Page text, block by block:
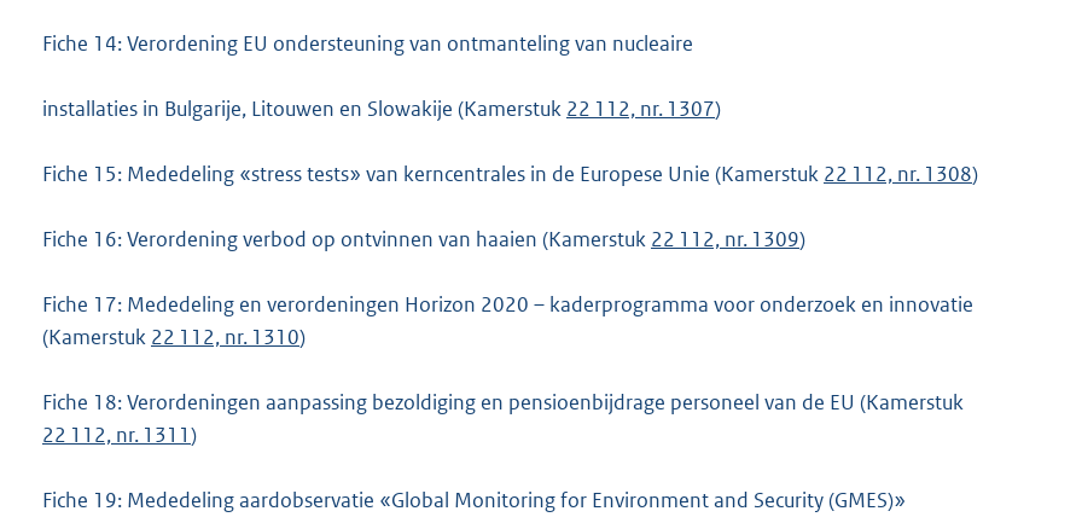
Fiche 14: Verordening EU ondersteuning van ontmanteling van nucleaire
installaties in Bulgarije, Litouwen en Slowakije (Kamerstuk 22 112, nr. 1307)
Fiche 15: Mededeling «stress tests» van kerncentrales in de Europese Unie (Kamerstuk 22 112, nr. 1308)
Fiche 16: Verordening verbod op ontvinnen van haaien (Kamerstuk 22 112, nr. 1309)
Fiche 17: Mededeling en verordeningen Horizon 2020 – kaderprogramma voor onderzoek en innovatie
(Kamerstuk 22 112, nr. 1310)
Fiche 18: Verordeningen aanpassing bezoldiging en pensioenbijdrage personeel van de EU (Kamerstuk
22 112, nr. 1311)
Fiche 19: Mededeling aardobservatie «Global Monitoring for Environment and Security (GMES)»